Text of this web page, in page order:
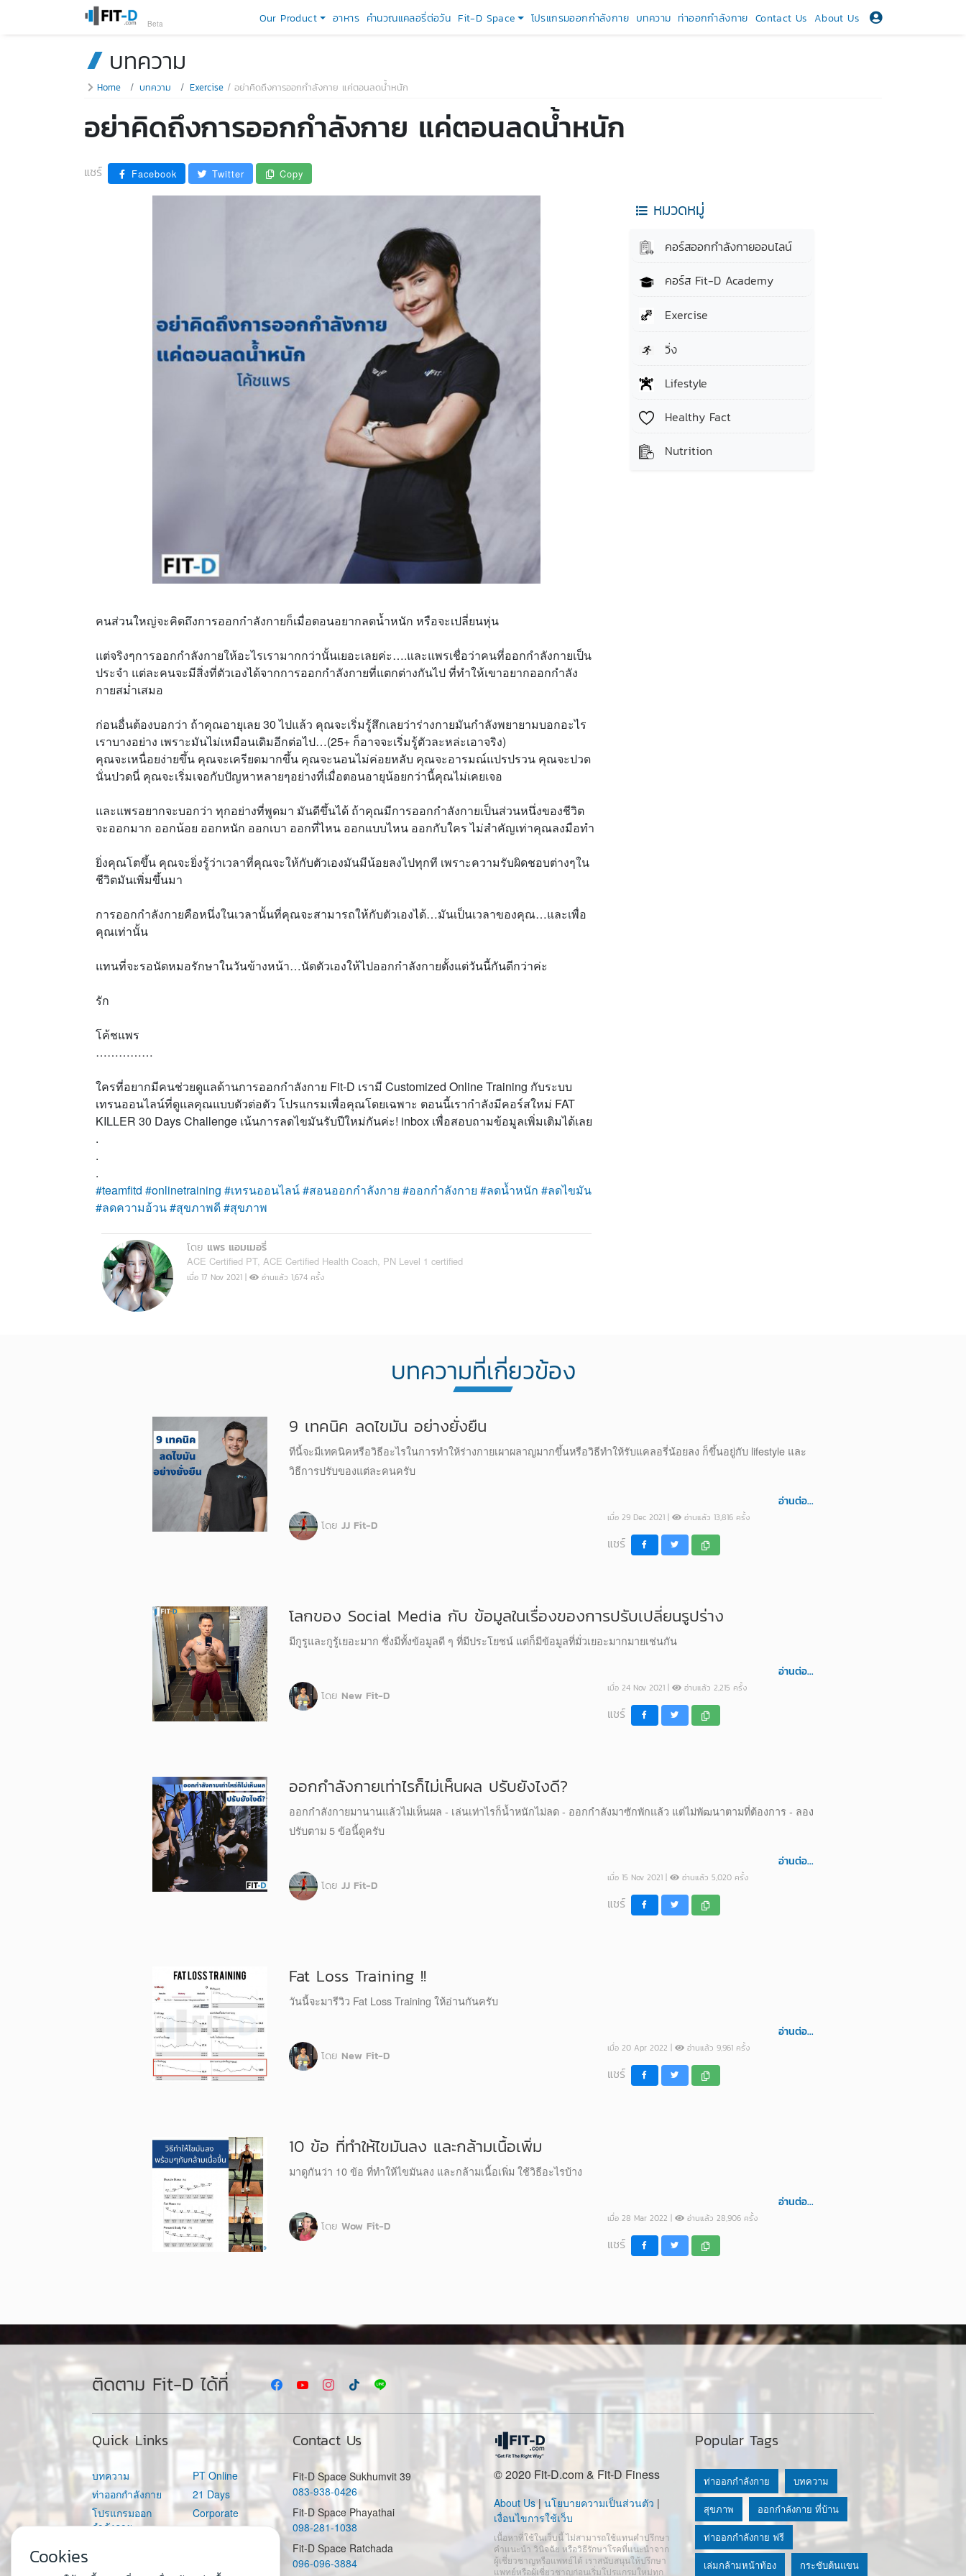
Our Product อาหาร คำนวณแคลอรี่ต่อวัน Fit-D Space โปรแกรมออกกำลังกาย บทความ ท่าออกกำลังกาย Contact Us About Us
Beta
บทความ
Home บทความ Exercise อย่าคิดถึงการออกกำลังกาย แค่ตอนลดน้ำหนัก
อย่าคิดถึงการออกกำลังกาย แค่ตอนลดน้ำหนัก
แชร์ Facebook Twitter Copy
คนส่วนใหญ่จะคิดถึงการออกกำลังกายก็เมื่อตอนอยากลดน้ำหนัก หรือจะเปลี่ยนหุ่น
แต่จริงๆการออกกำลังกายให้อะไรเรามากกว่านั้นเยอะเลยค่ะ….และแพรเชื่อว่าคนที่ออกกำลังกายเป็น
ประจำ แต่ละคนจะมีสิ่งที่ตัวเองได้จากการออกกำลังกายที่แตกต่างกันไป ที่ทำให้เขาอยากออกกำลัง
กายสม่ำเสมอ
ก่อนอื่นต้องบอกว่า ถ้าคุณอายุเลย 30 ไปแล้ว คุณจะเริ่มรู้สึกเลยว่าร่างกายมันกำลังพยายามบอกอะไร
เราบางอย่าง เพราะมันไม่เหมือนเดิมอีกต่อไป…(25+ ก็อาจจะเริ่มรู้ตัวละหล่ะเอาจริง)
คุณจะเหนื่อยง่ายขึ้น คุณจะเครียดมากขึ้น คุณจะนอนไม่ค่อยหลับ คุณจะอารมณ์แปรปรวน คุณจะปวด
นั่นปวดนี่ คุณจะเริ่มเจอกับปัญหาหลายๆอย่างที่เมื่อตอนอายุน้อยกว่านี้คุณไม่เคยเจอ
และแพรอยากจะบอกว่า ทุกอย่างที่พูดมา มันดีขึ้นได้ ถ้าคุณมีการออกกำลังกายเป็นส่วนหนึ่งของชีวิต
จะออกมาก ออกน้อย ออกหนัก ออกเบา ออกที่ไหน ออกแบบไหน ออกกับใคร ไม่สำคัญเท่าคุณลงมือทำ
ยิ่งคุณโตขึ้น คุณจะยิ่งรู้ว่าเวลาที่คุณจะให้กับตัวเองมันมีน้อยลงไปทุกที เพราะความรับผิดชอบต่างๆใน
ชีวิตมันเพิ่มขึ้นมา
การออกกำลังกายคือหนึ่งในเวลานั้นที่คุณจะสามารถให้กับตัวเองได้…มันเป็นเวลาของคุณ…และเพื่อ
คุณเท่านั้น
แทนที่จะรอนัดหมอรักษาในวันข้างหน้า…นัดตัวเองให้ไปออกกำลังกายตั้งแต่วันนี้กันดีกว่าค่ะ
รัก
โค้ชแพร
……………
ใครที่อยากมีคนช่วยดูแลด้านการออกกำลังกาย Fit-D เรามี Customized Online Training กับระบบ
เทรนออนไลน์ที่ดูแลคุณแบบตัวต่อตัว โปรแกรมเพื่อคุณโดยเฉพาะ ตอนนี้เรากำลังมีคอร์สใหม่ FAT
KILLER 30 Days Challenge เน้นการลดไขมันรับปีใหม่กันค่ะ! inbox เพื่อสอบถามข้อมูลเพิ่มเติมได้เลย
.
.
.
#teamfitd #onlinetraining #เทรนออนไลน์#สอนออกกำลังกาย #ออกกำลังกาย #ลดน้ำหนัก #ลดไขมัน
#ลดความอ้วน#สุขภาพดี#สุขภาพ
โดย แพร แอมเมอรี่
ACE Certified PT, ACE Certified Health Coach, PN Level 1 certified
เมื่อ 17 Nov 2021 | อ่านแล้ว 1,674 ครั้ง
หมวดหมู่
คอร์สออกกำลังกายออนไลน์
คอร์ส Fit-D Academy
Exercise
วิ่ง
Lifestyle
Healthy Fact
Nutrition
บทความที่เกี่ยวข้อง
9 เทคนิค ลดไขมัน อย่างยั่งยืน
ทีนี้จะมีเทคนิคหรือวิธีอะไรในการทำให้ร่างกายเผาผลาญมากขึ้นหรือวิธีทำให้รับแคลอรี่น้อยลง ก็ขึ้นอยู่กับ lifestyle และ
วิธีการปรับของแต่ละคนครับ
อ่านต่อ...
โดย JJ Fit-D เมื่อ 29 Dec 2021 | อ่านแล้ว 13,816 ครั้ง
แชร์
โลกของ Social Media กับ ข้อมูลในเรื่องของการปรับเปลี่ยนรูปร่าง
มีกูรูและกูรู้เยอะมาก ซึ่งมีทั้งข้อมูลดี ๆ ที่มีประโยชน์ แต่ก็มีข้อมูลที่มั่วเยอะมากมายเช่นกัน
อ่านต่อ...
โดย New Fit-D เมื่อ 24 Nov 2021 | อ่านแล้ว 2,215 ครั้ง
แชร์
ออกกำลังกายเท่าไรก็ไม่เห็นผล ปรับยังไงดี?
ออกกำลังกายมานานแล้วไม่เห็นผล - เล่นเท่าไรก็น้ำหนักไม่ลด - ออกกำลังมาซักพักแล้ว แต่ไม่พัฒนาตามที่ต้องการ - ลอง
ปรับตาม 5 ข้อนี้ดูครับ
อ่านต่อ...
โดย JJ Fit-D เมื่อ 15 Nov 2021 | อ่านแล้ว 5,020 ครั้ง
แชร์
Fat Loss Training !!
วันนี้จะมารีวิว Fat Loss Training ให้อ่านกันครับ
อ่านต่อ...
โดย New Fit-D เมื่อ 20 Apr 2022 | อ่านแล้ว 9,961 ครั้ง
แชร์
10 ข้อ ที่ทำให้ไขมันลง และกล้ามเนื้อเพิ่ม
มาดูกันว่า 10 ข้อ ที่ทำให้ไขมันลง และกล้ามเนื้อเพิ่ม ใช้วิธีอะไรบ้าง
อ่านต่อ...
โดย Wow Fit-D เมื่อ 28 Mar 2022 | อ่านแล้ว 28,906 ครั้ง
แชร์
ติดตาม Fit-D ได้ที่
Quick Links
บทความ
ท่าออกกำลังกาย
โปรแกรมออก
กำลังกาย
PT Online
21 Days
Corporate
Contact Us
Fit-D Space Sukhumvit 39
083-938-0426
Fit-D Space Phayathai
098-281-1038
Fit-D Space Ratchada
096-096-3884
© 2020 Fit-D.com & Fit-D Finess
About Us| นโยบายความเป็นส่วนตัว |
เงื่อนไขการใช้เว็บ
เนื้อหาที่ใช้ในเว็บนี้ ไม่สามารถใช้แทนคำปรึกษา
คำแนะนำ วินิจฉัย หรือวิธีรักษาโรคที่แนะนำจาก
ผู้เชี่ยวชาญหรือแพทย์ได้ เราสนับสนุนให้ปรึกษา
แพทย์หรือผู้เชี่ยวชาญก่อนเริ่มโปรแกรมใหม่ทุก
Popular Tags
ท่าออกกำลังกาย บทความ
สุขภาพ ออกกำลังกาย ที่บ้าน
ท่าออกกำลังกาย ฟรี
เล่มกล้ามหน้าท้อง กระชับต้นแขน
Cookies